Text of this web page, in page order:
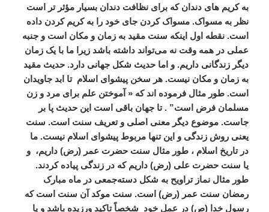
به کریم های دندان که برای نظافت دندان بسیار مؤثر تر است
نظر به مسواک. مسواک کردن جای خود را به کریم کردن داده
است. نقطه اول اینکه سنت مقید به زمان و مکان است و جنبه
عملی در همه وقت نه می‌تواند داشته باشد زیرا ما با یک زمان
دیگر زندگانی داریم. و اما حدیث شکل جهانی دارد. حدیث مقید
به زمان و مکان نیست. هر سخن پیشوای اسلام تا ابد جاویدان
است. طور مثال فرموده اند که « آموختن علم برای مرد و زن
مسلمان فرض است” . تا جهان باقی است این حدیث پا بر
جاست. موضوع دیگر معنی اصلی و تعریف سنت است. سنت
یعنی روش زندگی و این تنها مربوط پیشوای اسلام نیست. ما
در تاریخ اسلام ، طور مثال سنت حضرت عمر (رض) داریم، و
یا سنت حضرت علی (رض) داریم که در زندگی پیاده کردند.
طور مثال نماز تراویح به شکل دسته‌جمعی در ماه مبارک
رمضان سنت عمر (رض) است. سنت موکد آن سنت است که
رسول خدا (ص) در عمل خود شخصاً تاکید ورزیده باشد و یا